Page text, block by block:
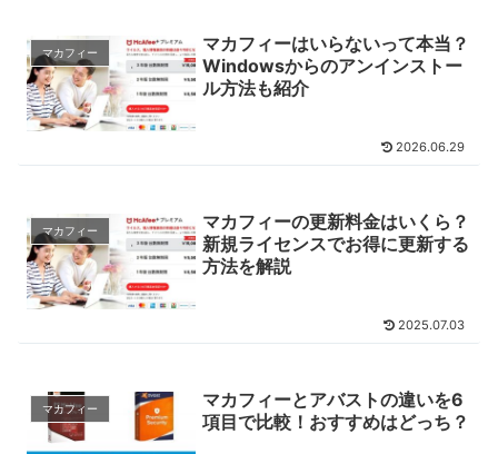
マカフィー
マカフィーはいらないって本当？
Windowsからのアンインストー
ル方法も紹介
2026.06.29
マカフィー
マカフィーの更新料金はいくら？
新規ライセンスでお得に更新する
方法を解説
2025.07.03
マカフィー
マカフィーとアバストの違いを6
項目で比較！おすすめはどっち？